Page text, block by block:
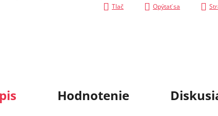
Tlač Opýtať sa
Hodnotenie